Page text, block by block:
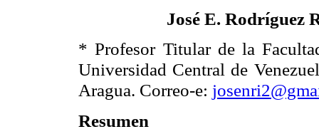
José E. Rodríguez
* Profesor Titular de la
Universidad Central de
Aragua. Correo-e:
Resumen